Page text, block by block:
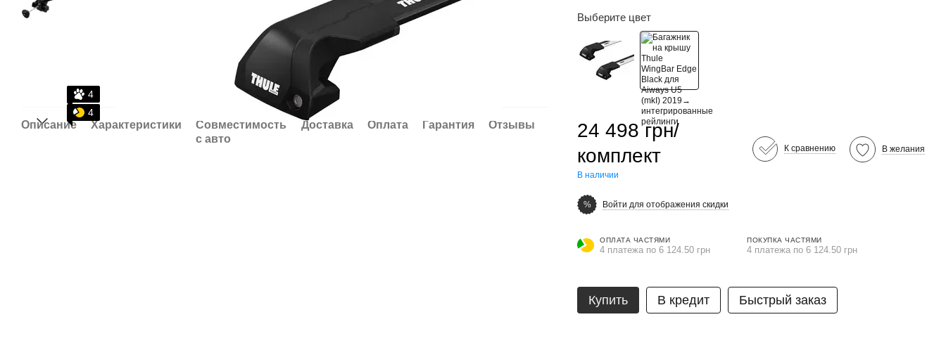
4
4
Описание Характеристики
Совместимость
с авто
Доставка Оплата Гарантия Отзывы
Выберите цвет
24 498 грн/
комплект
В наличии
К сравнению В желания
% Войти для отображения скидки
ОПЛАТА ЧАСТЯМИ
4 платежа по 6 124.50 грн
ПОКУПКА ЧАСТЯМИ
4 платежа по 6 124.50 грн
Купить В кредит Быстрый заказ